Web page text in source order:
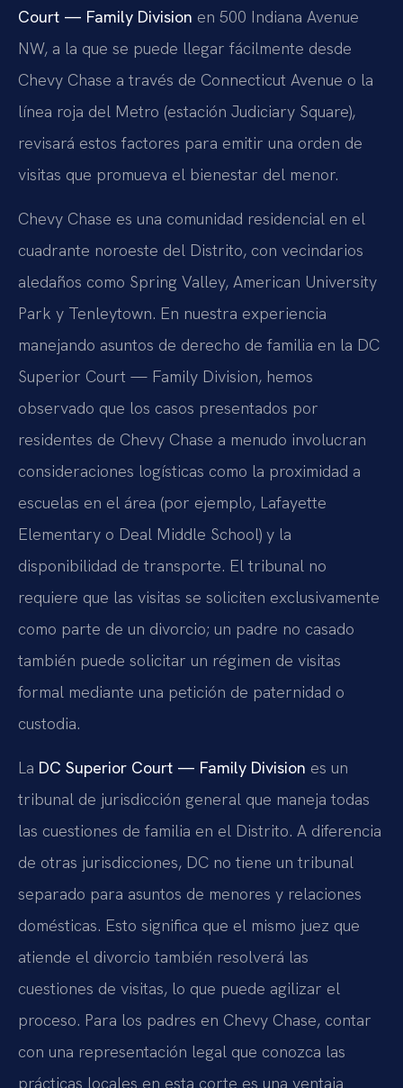
Court — Family Division en 500 Indiana Avenue
NW, a la que se puede llegar fácilmente desde
Chevy Chase a través de Connecticut Avenue o la
línea roja del Metro (estación Judiciary Square),
revisará estos factores para emitir una orden de
visitas que promueva el bienestar del menor.
Chevy Chase es una comunidad residencial en el
cuadrante noroeste del Distrito, con vecindarios
aledaños como Spring Valley, American University
Park y Tenleytown. En nuestra experiencia
manejando asuntos de derecho de familia en la DC
Superior Court — Family Division, hemos
observado que los casos presentados por
residentes de Chevy Chase a menudo involucran
consideraciones logísticas como la proximidad a
escuelas en el área (por ejemplo, Lafayette
Elementary o Deal Middle School) y la
disponibilidad de transporte. El tribunal no
requiere que las visitas se soliciten exclusivamente
como parte de un divorcio; un padre no casado
también puede solicitar un régimen de visitas
formal mediante una petición de paternidad o
custodia.
La DC Superior Court — Family Division es un
tribunal de jurisdicción general que maneja todas
las cuestiones de familia en el Distrito. A diferencia
de otras jurisdicciones, DC no tiene un tribunal
separado para asuntos de menores y relaciones
domésticas. Esto significa que el mismo juez que
atiende el divorcio también resolverá las
cuestiones de visitas, lo que puede agilizar el
proceso. Para los padres en Chevy Chase, contar
con una representación legal que conozca las
prácticas locales en esta corte es una ventaja